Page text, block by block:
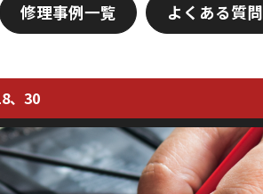
修理事例一覧 よくある質問
、30